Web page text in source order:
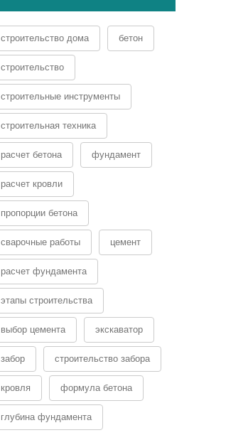
строительство дома бетон
строительство
строительные инструменты
строительная техника
расчет бетона фундамент
расчет кровли
пропорции бетона
сварочные работы цемент
расчет фундамента
этапы строительства
выбор цемента экскаватор
забор строительство забора
кровля формула бетона
глубина фундамента